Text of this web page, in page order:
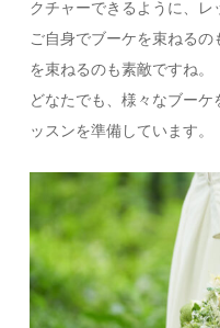
クチャーできるように、レ
ご自身でブーケを束ねる
を束ねるのも素敵ですね。
どなたでも、様々なブー
ッスンを準備しています。